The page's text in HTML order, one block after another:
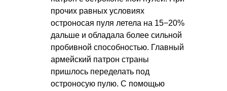
прочих равных условиях
остроносая пуля летела на 15−20%
дальше и обладала более сильной
пробивной способностью. Главный
армейский патрон страны
пришлось переделать под
остроносую пулю. С помощью